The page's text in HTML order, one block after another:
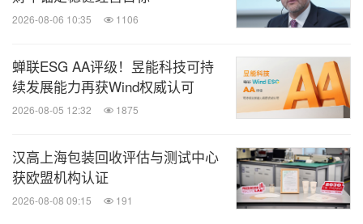
2026-08-06 10:35 1106
蝉联ESG AA评级！昱能科技可持
续发展能力再获Wind权威认可
2026-08-05 12:32 1875
汉高上海包装回收评估与测试中心
获欧盟机构认证
2026-08-08 09:15 191